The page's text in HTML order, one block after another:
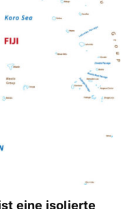
eine isolierte